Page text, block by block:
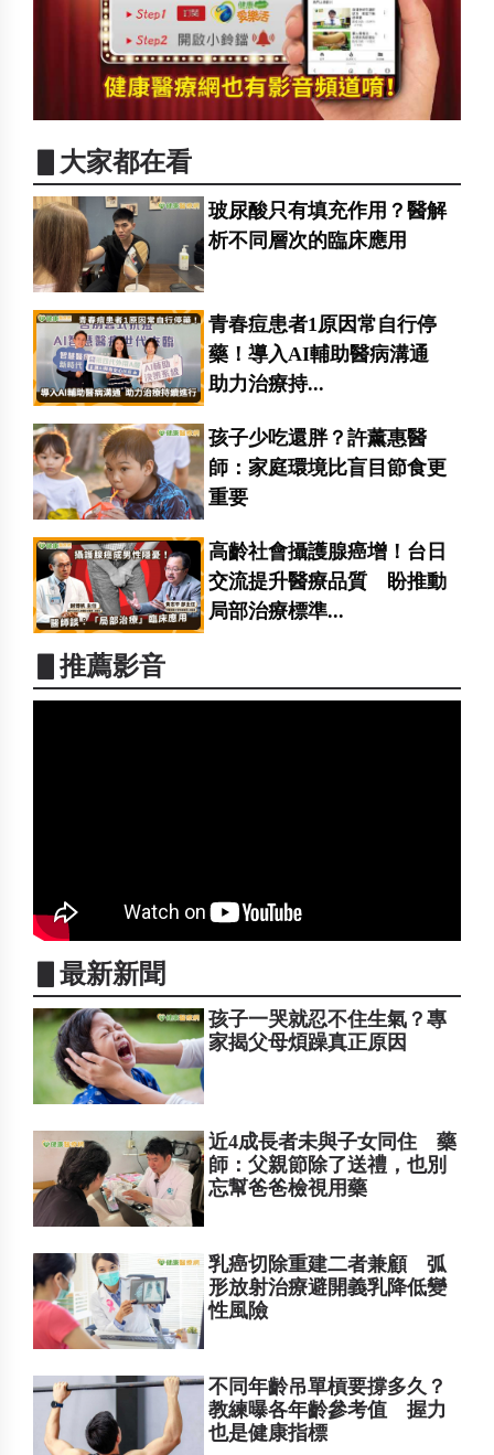
▋大家都在看
玻尿酸只有填充作用？醫解
析不同層次的臨床應用
青春痘患者1原因常自行停
藥！導入AI輔助醫病溝通
助力治療持...
孩子少吃還胖？許薰惠醫
師：家庭環境比盲目節食更
重要
高齡社會攝護腺癌增！台日
交流提升醫療品質 盼推動
局部治療標準...
▋推薦影音
▋最新新聞
孩子一哭就忍不住生氣？專
家揭父母煩躁真正原因
近4成長者未與子女同住 藥
師：父親節除了送禮，也別
忘幫爸爸檢視用藥
乳癌切除重建二者兼顧 弧
形放射治療避開義乳降低變
性風險
不同年齡吊單槓要撐多久？
教練曝各年齡參考值 握力
也是健康指標